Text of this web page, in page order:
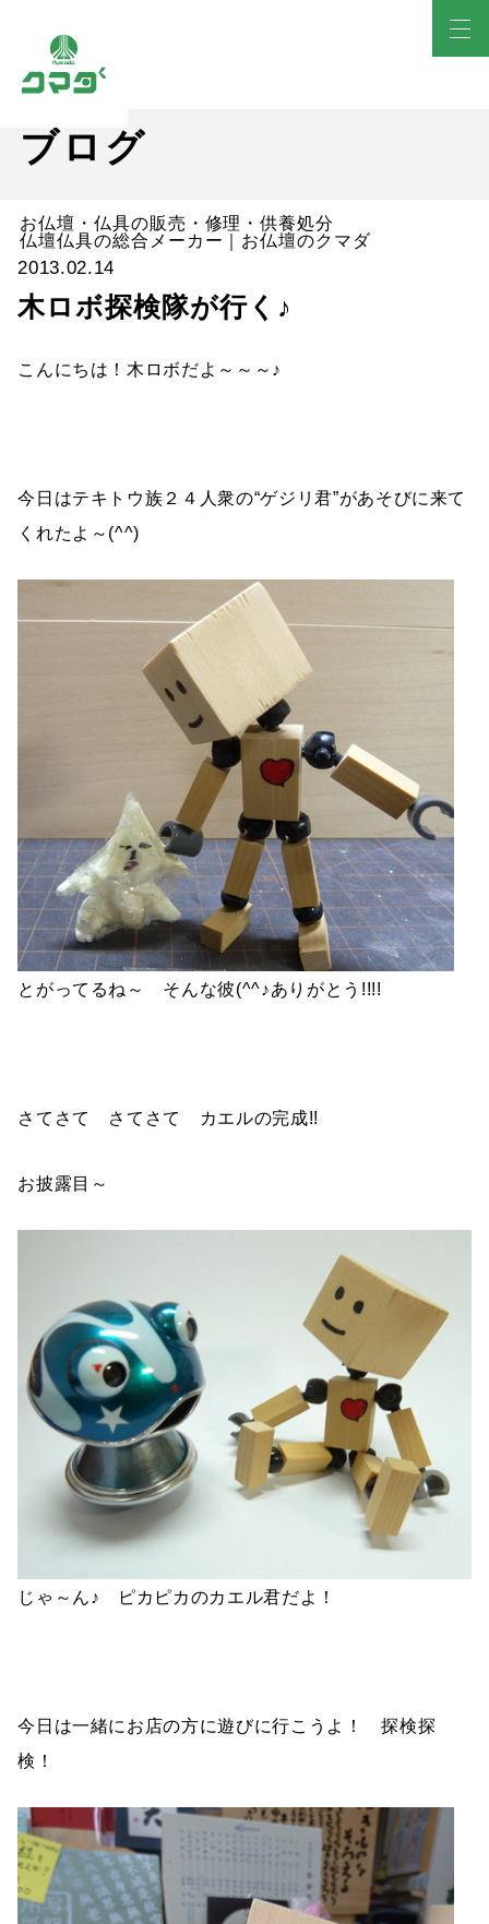
ブログ
お仏壇・仏具の販売・修理・供養処分
仏壇仏具の総合メーカー｜お仏壇のクマダ
2013.02.14
木ロボ探検隊が行く♪
こんにちは！木ロボだよ～～～♪
今日はテキトウ族２４人衆の“ゲジリ君”があそびに来て
くれたよ～(^^)
とがってるね～ そんな彼(^^♪ありがとう!!!!
さてさて さてさて カエルの完成!!
お披露目～
じゃ～ん♪ ピカピカのカエル君だよ！
今日は一緒にお店の方に遊びに行こうよ！ 探検探
検！